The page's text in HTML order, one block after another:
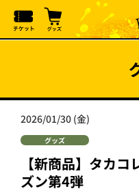
2026/01/30 (金)
グッズ
【新商品】タカ
ズン第4弾